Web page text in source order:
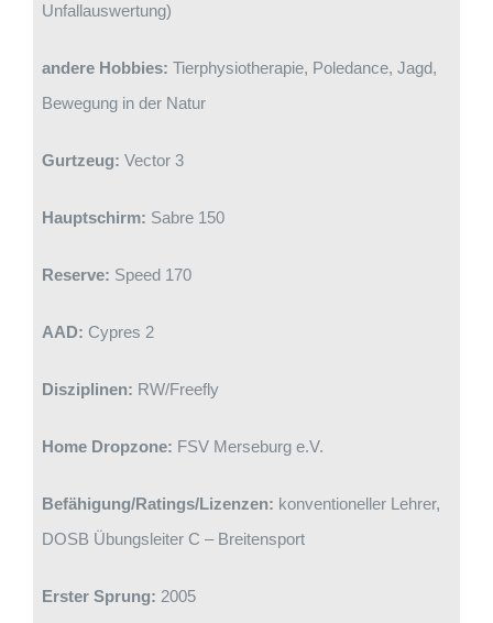
Unfallauswertung)
andere Hobbies: Tierphysiotherapie, Poledance, Jagd,
Bewegung in der Natur
Gurtzeug: Vector 3
Hauptschirm: Sabre 150
Reserve: Speed 170
AAD: Cypres 2
Disziplinen: RW/Freefly
Home Dropzone: FSV Merseburg e.V.
Befähigung/Ratings/Lizenzen: konventioneller Lehrer,
DOSB Übungsleiter C – Breitensport
Erster Sprung: 2005